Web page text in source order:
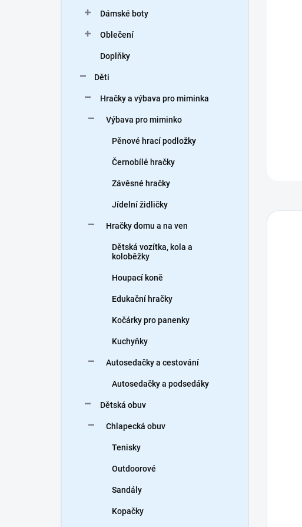
Dámské boty
Oblečení
Doplňky
Děti
Hračky a výbava pro miminka
Výbava pro miminko
Pěnové hrací podložky
Černobílé hračky
Závěsné hračky
Jídelní židličky
Hračky domu a na ven
Dětská vozítka, kola a
koloběžky
Houpací koně
Edukační hračky
Kočárky pro panenky
Kuchyňky
Autosedačky a cestování
Autosedačky a podsedáky
Dětská obuv
Chlapecká obuv
Tenisky
Outdoorové
Sandály
Kopačky